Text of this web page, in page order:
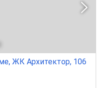
ЖК Архитектор, 106